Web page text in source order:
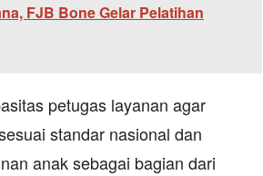
FJB Bone Gelar Pelatihan
petugas layanan agar
standar nasional dan
anak sebagai bagian dari